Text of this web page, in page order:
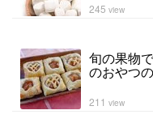
245 view
旬の果物
のおやつ
211 view